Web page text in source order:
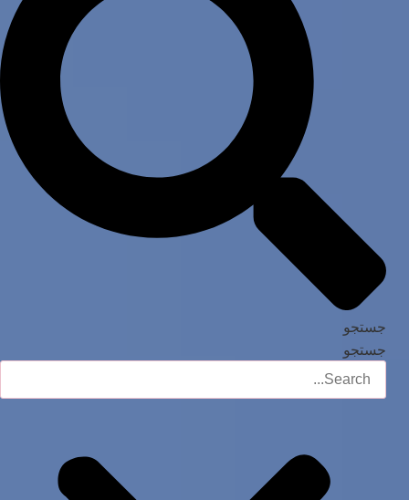
جستجو
جستجو